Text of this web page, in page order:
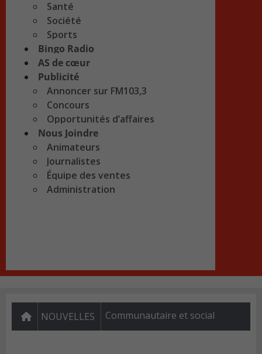
Santé
Société
Sports
Bingo Radio
AS de cœur
Publicité
Annoncer sur FM103,3
Concours
Opportunités d’affaires
Nous Joindre
Animateurs
Journalistes
Équipe des ventes
Administration
NOUVELLES Communautaire et social